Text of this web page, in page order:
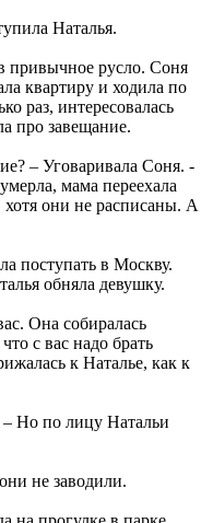
Наталья.
привычное русло. Соня
квартиру и ходила по
раз, интересовалась
про завещание.
– Уговаривала Соня. -
мама переехала
они не расписаны. А
поступать в Москву.
обняла девушку.
Она собиралась
с вас надо брать
к Наталье, как к
Но по лицу Натальи
не заводили.